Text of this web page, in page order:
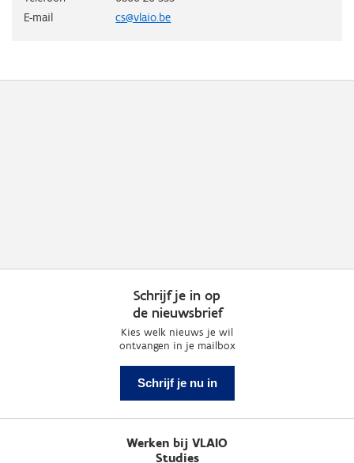
E-mail
cs@vlaio.be
Schrijf je in op
de nieuwsbrief
Kies welk nieuws je wil
ontvangen in je mailbox
Schrijf je nu in
Werken bij VLAIO
Studies